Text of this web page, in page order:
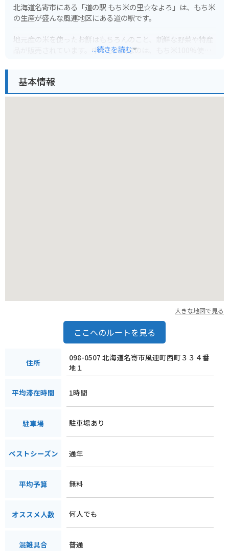
北海道名寄市にある「道の駅 もち米の里☆なよろ」は、もち米
の生産が盛んな風連地区にある道の駅です。
地元産の米を使ったお餅はもちろんのこと、新鮮な野菜や特産
品が販売されています。中でも人気なのは、もち米100%使用
バイクで訪れる場合は、広々とした駐車場があるので安心で
...続きを読む
基本情報
大きな地図で見る
ここへのルートを見る
住所
098-0507 北海道名寄市風連町西町３３４番
地１
平均滞在時間 1時間
駐車場 駐車場あり
ベストシーズン 通年
平均予算 無料
オススメ人数 何人でも
混雑具合 普通